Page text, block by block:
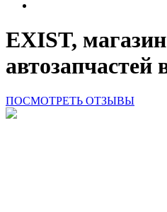
EXIST, магазин
ПОСМОТРЕТЬ ОТЗЫВЫ